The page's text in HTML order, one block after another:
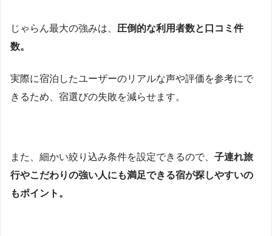
じゃらん最大の強みは、 圧倒的な利用者数と口コミ件
数。
実際に宿泊したユーザーのリアルな声や評価を参考にで
きるため、宿選びの失敗を減らせます。
また、細かい絞り込み条件を設定できるので、 子連れ旅
行やこだわりの強い人にも満足できる宿が探しやすいの
もポイント。